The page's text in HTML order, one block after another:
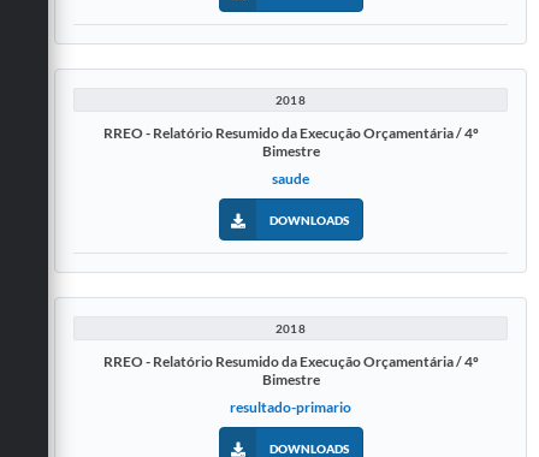
2018
RREO - Relatório Resumido da Execução Orçamentária / 4º
Bimestre
saude
DOWNLOADS
2018
RREO - Relatório Resumido da Execução Orçamentária / 4º
Bimestre
resultado-primario
DOWNLOADS